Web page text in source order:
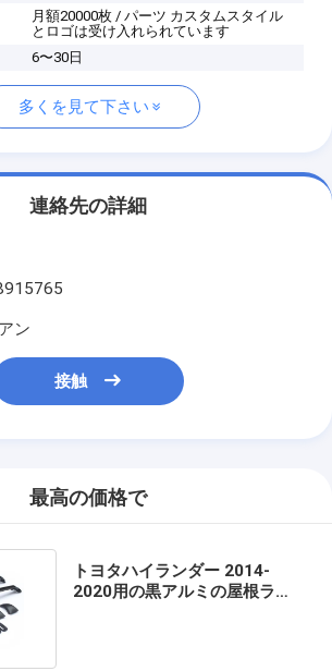
月額20000枚 / パーツ カスタムスタイル
とロゴは受け入れられています
6〜30日
多くを見て下さい
連絡先の詳細
ン
接触
最高の価格で
トヨタハイランダー 2014-
2020用の黒アルミの屋根ラッ